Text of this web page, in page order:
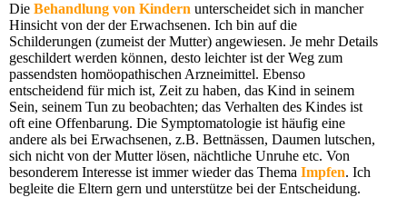
Die Behandlung von Kindern unterscheidet sich in mancher
Hinsicht von der der Erwachsenen. Ich bin auf die
Schilderungen (zumeist der Mutter) angewiesen. Je mehr Details
geschildert werden können, desto leichter ist der Weg zum
passendsten homöopathischen Arzneimittel. Ebenso
entscheidend für mich ist, Zeit zu haben, das Kind in seinem
Sein, seinem Tun zu beobachten; das Verhalten des Kindes ist
oft eine Offenbarung. Die Symptomatologie ist häufig eine
andere als bei Erwachsenen, z.B. Bettnässen, Daumen lutschen,
sich nicht von der Mutter lösen, nächtliche Unruhe etc. Von
besonderem Interesse ist immer wieder das Thema Impfen. Ich
begleite die Eltern gern und unterstütze bei der Entscheidung.